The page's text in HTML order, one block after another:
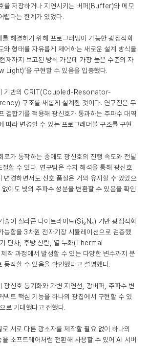
를 저장하거나 지연시키는 버퍼(Buffer)와 메모
렵다는 한계가 있었다.
해결하기 위해 프로그래밍이 가능한 광집적회
와 형태를 자유롭게 제어하는 새로운 설계 방식을
재까지 보고된 방식 가운데 가장 높은 수준의 자
Light)’을 구현할 수 있음을 입증했다.
기반의 CRIT(Coupled-Resonator-
구조를 새롭게 설계한 것이다. 연구진은 두
결합기를 적용해 광신호가 통과하는 주파수 대역
따라 변경할 수 있는 프로그래머블 구조를 구현
로가 동작하는 중에도 광신호의 진행 속도와 전달
절할 수 있다. 연구팀은 수치 해석을 통해 광신호
변경하면서도 신호 품질은 거의 유지할 수 있었으
이도 빛의 주파수 성분을 변환할 수 있음을 확인
술이 실리콘 나이트라이드(Si₃N₄) 기반 광집적회
능함을 3차원 전자기장 시뮬레이션으로 검증했
편차, 후방 산란, 열 누화(Thermal
작 과정에서 발생할 수 있는 다양한 변수까지 분
동작할 수 있음을 확인했다고 설명했다.
광신호 동기화와 가변 지연선, 광버퍼, 주파수 변
넥트 핵심 기능을 하나의 광칩에서 구현할 수 있
로 기대했다고 전했다.
서로 다른 광소자를 제작할 필요 없이 하나의
소프트웨어처럼 전환해 사용할 수 있어 AI 서버